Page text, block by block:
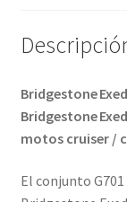
Bridgestone
Bridgestone
motos cruiser /
El conjunto